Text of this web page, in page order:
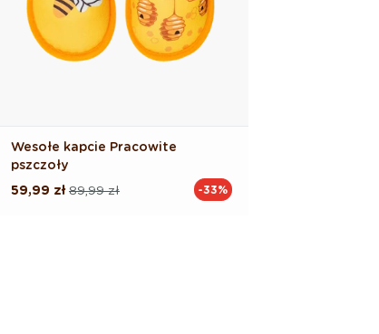
Wesołe kapcie Pracowite
pszczoły
Cena
89,99 zł
Cena
59,99 zł -33%